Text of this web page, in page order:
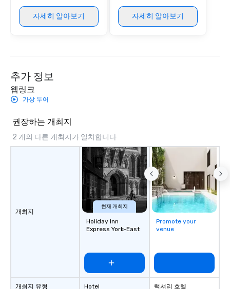
and spark real
reinforce your
team-building
motivational shows
trust, collaboration,
wonder among
Illusionist Matias
for his charisma,
style—our workshops
with actionable
team, celebrate
Magic delivers with
자세히 알아보기 자세히 알아보기
추가 정보
웹링크
가상 투어
권장하는 개최지
2 개의 다른 개최지가 일치합니다
개최지
개최지 유형
현재 개최지
Holiday Inn
Express York-East
Hotel
Promote your
venue
럭셔리 호텔